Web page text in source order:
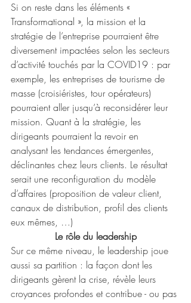
Si on reste dans les éléments «
Transformational », la mission et la
stratégie de l’entreprise pourraient être
diversement impactées selon les secteurs
d’activité touchés par la COVID19 : par
exemple, les entreprises de tourisme de
masse (croisiéristes, tour opérateurs)
pourraient aller jusqu’à reconsidérer leur
mission. Quant à la stratégie, les
dirigeants pourraient la revoir en
analysant les tendances émergentes,
déclinantes chez leurs clients. Le résultat
serait une reconfiguration du modèle
d’affaires (proposition de valeur client,
canaux de distribution, profil des clients
eux mêmes, …)
Le rôle du leadership
Sur ce même niveau, le leadership joue
aussi sa partition : la façon dont les
dirigeants gèrent la crise, révèle leurs
croyances profondes et contribue - ou pas